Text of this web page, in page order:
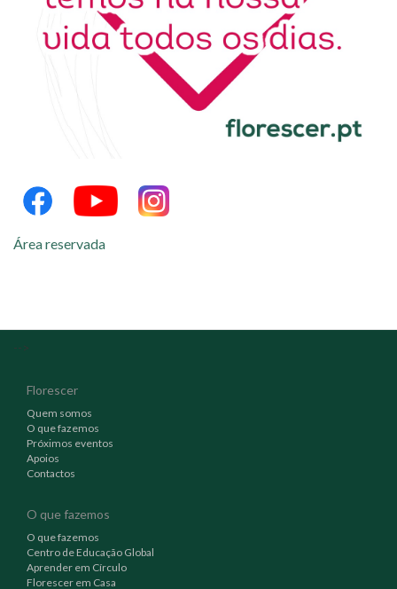
Área reservada
-->
Florescer
Quem somos
O que fazemos
Próximos eventos
Apoios
Contactos
O que fazemos
O que fazemos
Centro de Educação Global
Aprender em Círculo
Florescer em Casa